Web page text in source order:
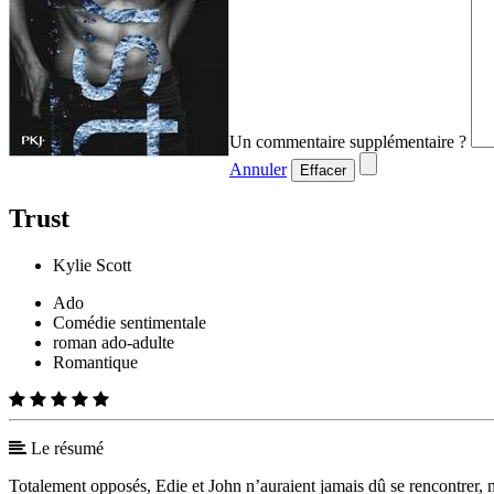
Un commentaire supplémentaire ?
Annuler
Effacer
Trust
Kylie Scott
Ado
Comédie sentimentale
roman ado-adulte
Romantique
Le résumé
Totalement opposés, Edie et John n’auraient jamais dû se